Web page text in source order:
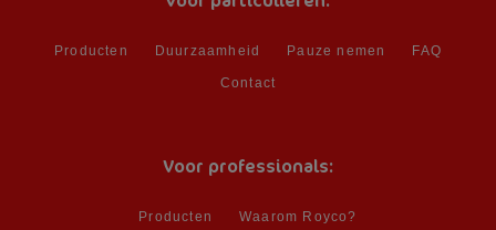
Producten Duurzaamheid Pauze nemen FAQ
Contact
Voor professionals:
Producten Waarom Royco?